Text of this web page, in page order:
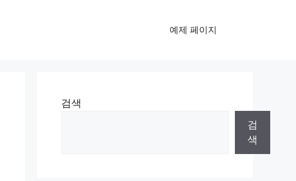
예제 페이지
검색
검
색